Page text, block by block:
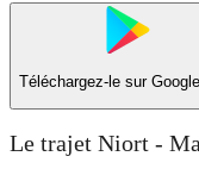
Téléchargez-le sur
Le trajet Niort -